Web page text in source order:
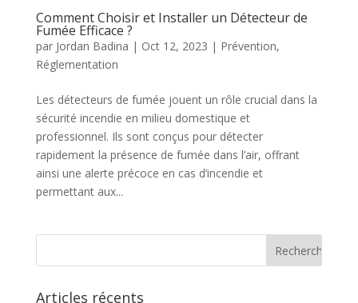
Comment Choisir et Installer un Détecteur de
Fumée Efficace ?
par Jordan Badina | Oct 12, 2023 | Prévention,
Réglementation
Les détecteurs de fumée jouent un rôle crucial dans la
sécurité incendie en milieu domestique et
professionnel. Ils sont conçus pour détecter
rapidement la présence de fumée dans l’air, offrant
ainsi une alerte précoce en cas d’incendie et
permettant aux...
Articles récents